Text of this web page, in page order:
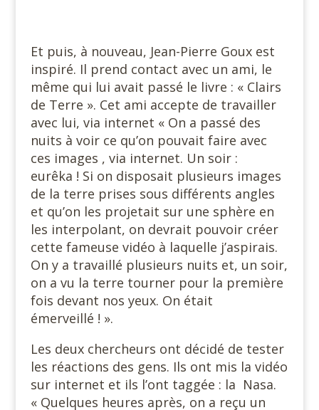
Et puis, à nouveau, Jean-Pierre Goux est
inspiré. Il prend contact avec un ami, le
même qui lui avait passé le livre : « Clairs
de Terre ». Cet ami accepte de travailler
avec lui, via internet « On a passé des
nuits à voir ce qu’on pouvait faire avec
ces images , via internet. Un soir :
eurêka ! Si on disposait plusieurs images
de la terre prises sous différents angles
et qu’on les projetait sur une sphère en
les interpolant, on devrait pouvoir créer
cette fameuse vidéo à laquelle j’aspirais.
On y a travaillé plusieurs nuits et, un soir,
on a vu la terre tourner pour la première
fois devant nos yeux. On était
émerveillé ! ».
Les deux chercheurs ont décidé de tester
les réactions des gens. Ils ont mis la vidéo
sur internet et ils l’ont taggée : la Nasa.
« Quelques heures après, on a reçu un